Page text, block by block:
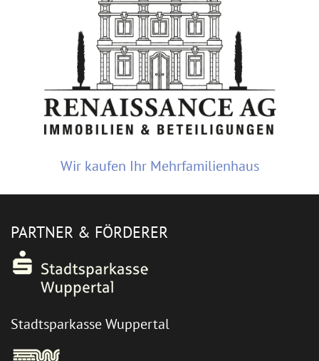
Wir kaufen Ihr Mehrfamilienhaus
PARTNER & FÖRDERER
Stadtsparkasse Wuppertal